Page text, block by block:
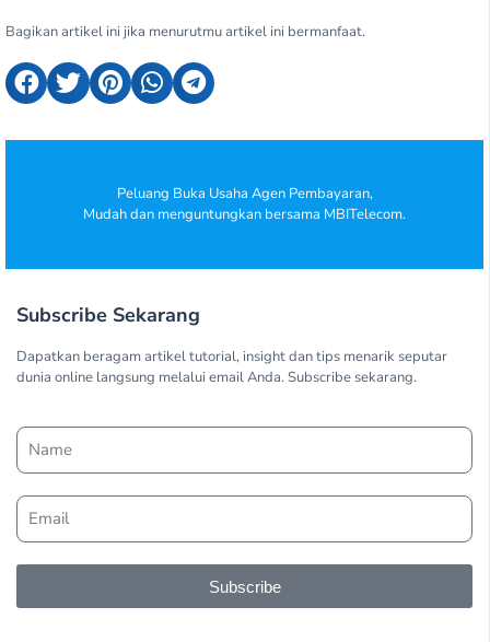
Bagikan artikel ini jika menurutmu artikel ini bermanfaat.
Peluang Buka Usaha Agen Pembayaran,
Mudah dan menguntungkan bersama MBITelecom.
Subscribe Sekarang
Dapatkan beragam artikel tutorial, insight dan tips menarik seputar
dunia online langsung melalui email Anda. Subscribe sekarang.
Subscribe